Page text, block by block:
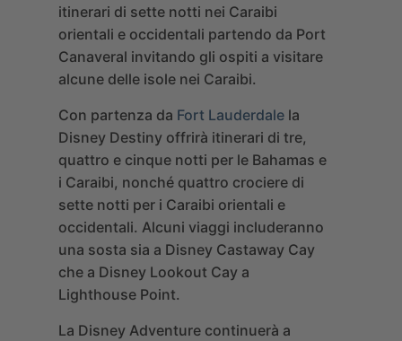
itinerari di sette notti nei Caraibi
orientali e occidentali partendo da Port
Canaveral invitando gli ospiti a visitare
alcune delle isole nei Caraibi.
Con partenza da Fort Lauderdale la
Disney Destiny offrirà itinerari di tre,
quattro e cinque notti per le Bahamas e
i Caraibi, nonché quattro crociere di
sette notti per i Caraibi orientali e
occidentali. Alcuni viaggi includeranno
una sosta sia a Disney Castaway Cay
che a Disney Lookout Cay a
Lighthouse Point.
La Disney Adventure continuerà a